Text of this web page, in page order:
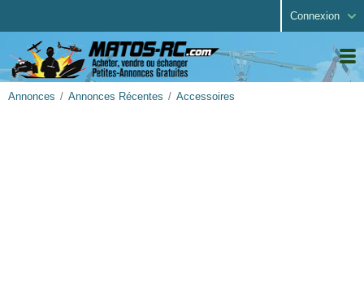
Connexion
Annonces Annonces Récentes Accessoires